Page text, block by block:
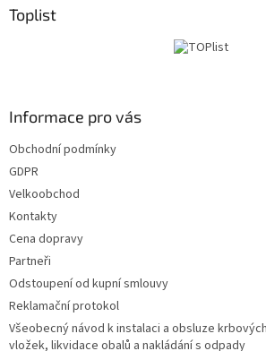
Toplist
Informace pro vás
Obchodní podmínky
GDPR
Velkoobchod
Kontakty
Cena dopravy
Partneři
Odstoupení od kupní smlouvy
Reklamační protokol
Všeobecný návod k instalaci a obsluze
vložek, likvidace obalů a nakládání s odpady